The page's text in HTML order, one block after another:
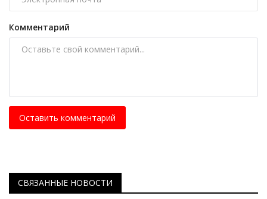
Комментарий
Оставить комментарий
СВЯЗАННЫЕ НОВОСТИ